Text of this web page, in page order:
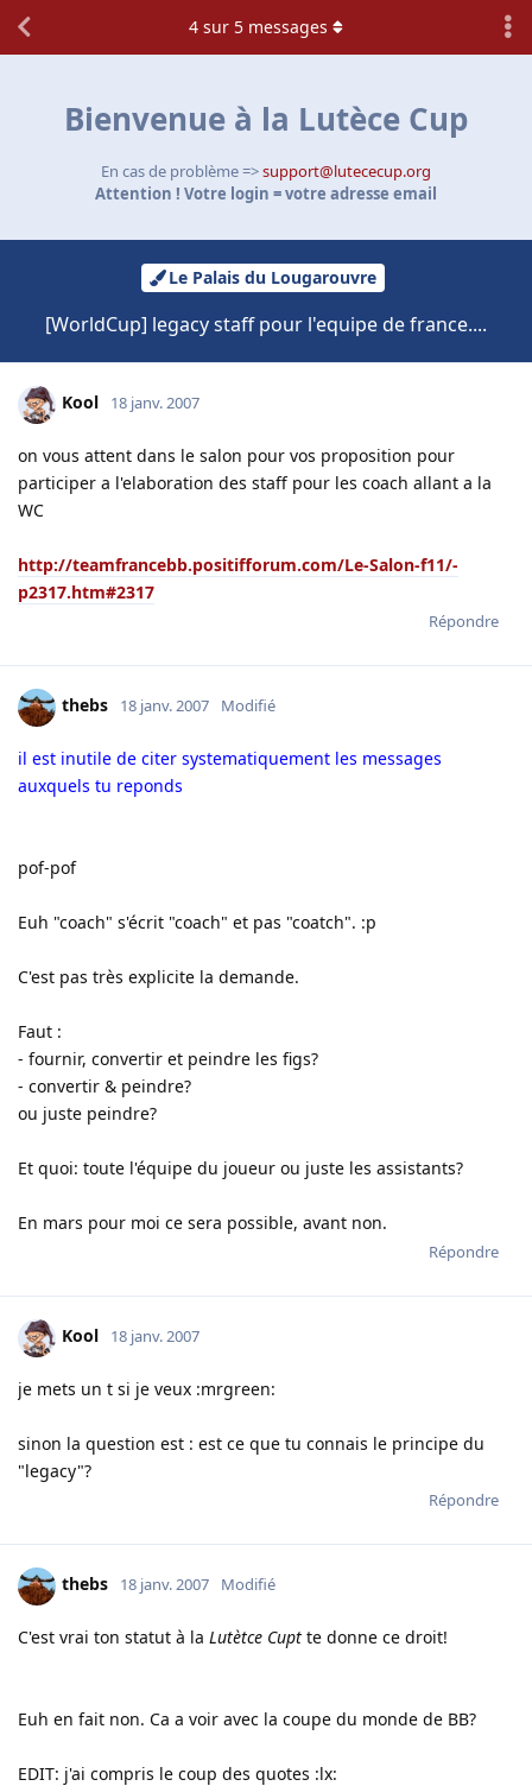
Bienvenue à la Lutèce Cup
En cas de problème =>support@lutececup.org
Attention ! Votre login = votre adresse email
Le Palais du Lougarouvre
[WorldCup] legacy staff pour l'equipe de france....
4 sur 5 messages
Kool 18 janv. 2007
on vous attent dans le salon pour vos proposition pour
participer a l'elaboration des staff pour les coach allant a la
WC
http://teamfrancebb.positifforum.com/Le-Salon-f11/-
p2317.htm#2317
Répondre
thebs 18 janv. 2007 Modifié
il est inutile de citer systematiquement les messages
auxquels tu reponds
pof-pof
Euh "coach" s'écrit "coach" et pas "coatch". :p
C'est pas très explicite la demande.
Faut :
- fournir, convertir et peindre les figs?
- convertir & peindre?
ou juste peindre?
Et quoi: toute l'équipe du joueur ou juste les assistants?
En mars pour moi ce sera possible, avant non.
Répondre
Kool 18 janv. 2007
je mets un t si je veux :mrgreen:
sinon la question est : est ce que tu connais le principe du
"legacy"?
Répondre
thebs 18 janv. 2007 Modifié
C'est vrai ton statut à la Lutètce Cupt te donne ce droit!
Euh en fait non. Ca a voir avec la coupe du monde de BB?
EDIT: j'ai compris le coup des quotes :lx: